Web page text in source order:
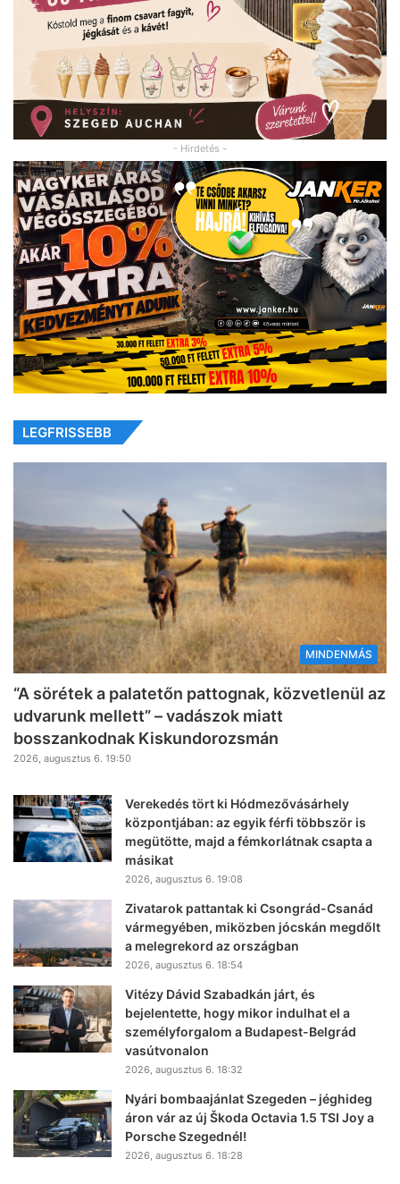
- Hirdetés -
LEGFRISSEBB
MINDENMÁS
“A sörétek a palatetőn pattognak, közvetlenül az
udvarunk mellett” – vadászok miatt
bosszankodnak Kiskundorozsmán
2026, augusztus 6. 19:50
Verekedés tört ki Hódmezővásárhely
központjában: az egyik férfi többször is
megütötte, majd a fémkorlátnak csapta a
másikat
2026, augusztus 6. 19:08
Zivatarok pattantak ki Csongrád-Csanád
vármegyében, miközben jócskán megdőlt
a melegrekord az országban
2026, augusztus 6. 18:54
Vitézy Dávid Szabadkán járt, és
bejelentette, hogy mikor indulhat el a
személyforgalom a Budapest-Belgrád
vasútvonalon
2026, augusztus 6. 18:32
Nyári bombaajánlat Szegeden – jéghideg
áron vár az új Škoda Octavia 1.5 TSI Joy a
Porsche Szegednél!
2026, augusztus 6. 18:28